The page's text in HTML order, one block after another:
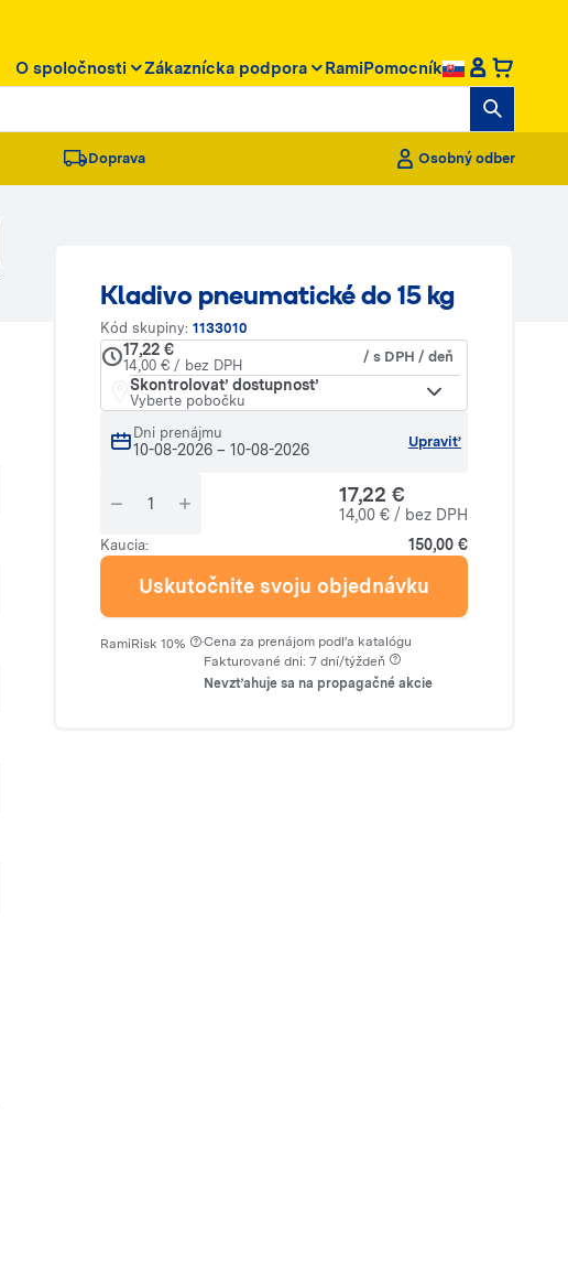
O spoločnosti Zákaznícka podpora RamiPomocník
Doprava Osobný odber
Kladivo pneumatické do 15 kg
Kód skupiny: 1133010
17,22 €
14,00 € / bez DPH
/ s DPH / deň
Skontrolovať dostupnosť
Vyberte pobočku
Dni prenájmu
10-08-2026 – 10-08-2026 Upraviť
17,22 €
14,00 € / bez DPH
Kaucia: 150,00 €
Uskutočnite svoju objednávku
RamiRisk 10% ·Cena za prenájom podľa katalógu
Fakturované dni: 7 dní/týždeň
Nevzťahuje sa na propagačné akcie